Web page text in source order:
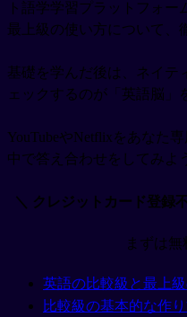
ト語学学習プラットフォー
最上級の使い方について、
基礎を学んだ後は、ネイテ
ェックするのが「英語脳」
YouTubeやNetflixをあなた
中で答え合わせをしてみよ
＼ クレジットカード登録
まずは
英語の比較級と最上
比較級の基本的な作